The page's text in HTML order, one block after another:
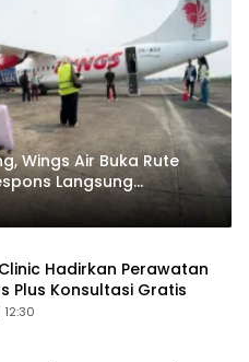
Wings Air Buka Rute
Langsung
Hadirkan Perawatan
Plus Konsultasi Gratis